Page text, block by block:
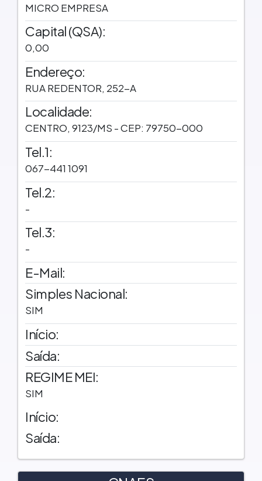
MICRO EMPRESA
Capital (QSA):
0,00
Endereço:
RUA REDENTOR, 252-A
Localidade:
CENTRO, 9123/MS - CEP: 79750-000
Tel.1:
067-441 1091
Tel.2:
-
Tel.3:
-
E-Mail:
Simples Nacional:
SIM
Início:
Saída:
REGIME MEI:
SIM
Início:
Saída: